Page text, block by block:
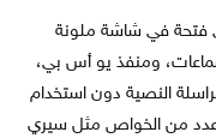
فتحة في شاشة ملونة
ومنفذ يو أس بي،
النصية دون استخدام
عدد من الخواص مثل سيري